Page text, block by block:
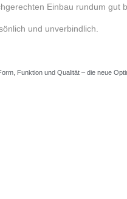
Einbau rundum gut
und unverbindlich.